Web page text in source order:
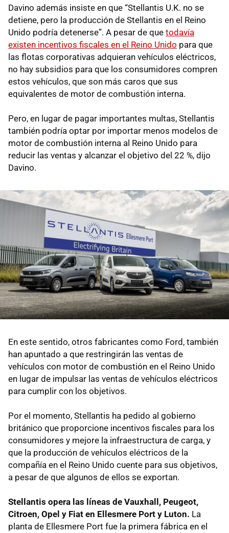
Davino además insiste en que “Stellantis U.K. no se
detiene, pero la producción de Stellantis en el Reino
Unido podría detenerse”. A pesar de que todavía
existen incentivos fiscales en el Reino Unido para que
las flotas corporativas adquieran vehículos eléctricos,
no hay subsidios para que los consumidores compren
estos vehículos, que son más caros que sus
equivalentes de motor de combustión interna.
Pero, en lugar de pagar importantes multas, Stellantis
también podría optar por importar menos modelos de
motor de combustión interna al Reino Unido para
reducir las ventas y alcanzar el objetivo del 22 %, dijo
Davino.
En este sentido, otros fabricantes como Ford, también
han apuntado a que restringirán las ventas de
vehículos con motor de combustión en el Reino Unido
en lugar de impulsar las ventas de vehículos eléctricos
para cumplir con los objetivos.
Por el momento, Stellantis ha pedido al gobierno
británico que proporcione incentivos fiscales para los
consumidores y mejore la infraestructura de carga, y
que la producción de vehículos eléctricos de la
compañía en el Reino Unido cuente para sus objetivos,
a pesar de que algunos de ellos se exportan.
Stellantis opera las líneas de Vauxhall, Peugeot,
Citroen, Opel y Fiat en Ellesmere Port y Luton. La
planta de Ellesmere Port fue la primera fábrica en el